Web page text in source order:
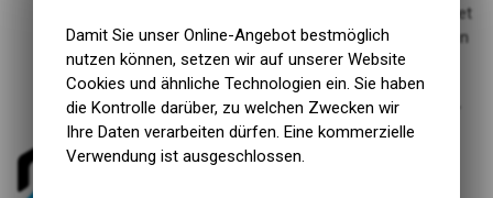
einem revolutionären neuen Konstruktionsprozess, bildet
die Grundlage für den neuen Standard bei Strassenreifen
mit Rennleistung
Kombination aus Silica- und Graphen-Mischung für
verbesserte Rolleffizienz, Grip und längere Lebensdauer
Damit Sie unser Online-Angebot bestmöglich
nutzen können, setzen wir auf unserer Website
Cookies und ähnliche Technologien ein. Sie haben
die Kontrolle darüber, zu welchen Zwecken wir
Ihre Daten verarbeiten dürfen. Eine kommerzielle
Verwendung ist ausgeschlossen.